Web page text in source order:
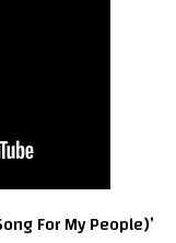
For My People)’